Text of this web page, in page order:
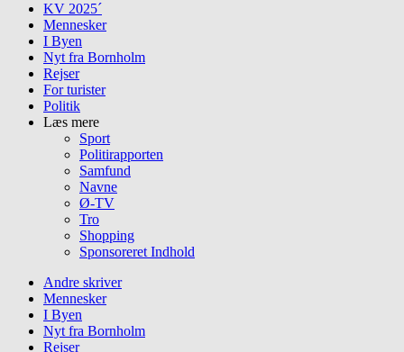
KV 2025´
Mennesker
I Byen
Nyt fra Bornholm
Rejser
For turister
Politik
Læs mere
Sport
Politirapporten
Samfund
Navne
Ø-TV
Tro
Shopping
Sponsoreret Indhold
Andre skriver
Mennesker
I Byen
Nyt fra Bornholm
Rejser